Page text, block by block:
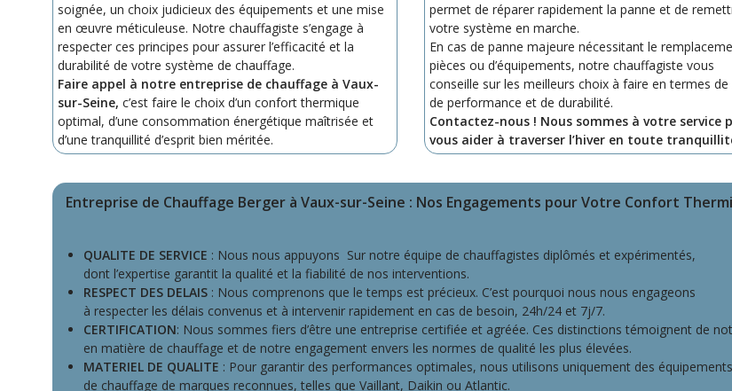
soignée, un choix judicieux des équipements et une mise
en œuvre méticuleuse. Notre chauffagiste s’engage à
respecter ces principes pour assurer l’efficacité et la
durabilité de votre système de chauffage.
Faire appel à notre entreprise de chauffage à Vaux-
sur-Seine, c’est faire le choix d’un confort thermique
optimal, d’une consommation énergétique maîtrisée et
d’une tranquillité d’esprit bien méritée.
permet de réparer rapidement la panne et de
votre système en marche.
En cas de panne majeure nécessitant le
pièces ou d’équipements, notre chauffagiste vous
conseille sur les meilleurs choix à faire en termes
de performance et de durabilité.
Contactez-nous ! Nous sommes à votre service
vous aider à traverser l’hiver en toute
Entreprise de Chauffage Berger à Vaux-sur-Seine : Nos Engagements pour Votre Confort
QUALITE DE SERVICE : Nous nous appuyons Sur notre équipe de chauffagistes diplômés et expérimentés,
dont l’expertise garantit la qualité et la fiabilité de nos interventions.
RESPECT DES DELAIS : Nous comprenons que le temps est précieux. C’est pourquoi nous nous engageons
à respecter les délais convenus et à intervenir rapidement en cas de besoin, 24h/24 et 7j/7.
CERTIFICATION: Nous sommes fiers d’être une entreprise certifiée et agréée. Ces distinctions témoignent de
en matière de chauffage et de notre engagement envers les normes de qualité les plus élevées.
MATERIEL DE QUALITE : Pour garantir des performances optimales, nous utilisons uniquement des équipements
de chauffage de marques reconnues, telles que Vaillant, Daikin ou Atlantic.